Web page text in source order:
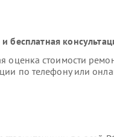
бесплатная
оценка стоимости
по телефону или